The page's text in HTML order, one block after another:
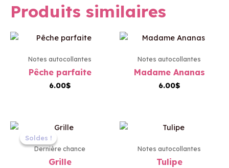
Produits similaires
Notes autocollantes
Pêche parfaite
6.00$
Notes autocollantes
Madame Ananas
6.00$
Soldes !
Soldes !
Dernière chance
Grille
Le
initial
était :
6.00$.
est :
Notes autocollantes
Tulipe